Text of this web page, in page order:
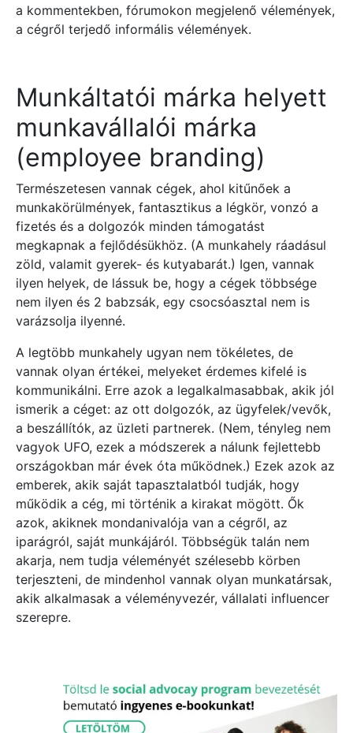
a kommentekben, fórumokon megjelenő vélemények,
a cégről terjedő informális vélemények.
Munkáltatói márka helyett
munkavállalói márka
(employee branding)
Természetesen vannak cégek, ahol kitűnőek a
munkakörülmények, fantasztikus a légkör, vonzó a
fizetés és a dolgozók minden támogatást
megkapnak a fejlődésükhöz. (A munkahely ráadásul
zöld, valamit gyerek- és kutyabarát.) Igen, vannak
ilyen helyek, de lássuk be, hogy a cégek többsége
nem ilyen és 2 babzsák, egy csocsóasztal nem is
varázsolja ilyenné.
A legtöbb munkahely ugyan nem tökéletes, de
vannak olyan értékei, melyeket érdemes kifelé is
kommunikálni. Erre azok a legalkalmasabbak, akik jól
ismerik a céget: az ott dolgozók, az ügyfelek/vevők,
a beszállítók, az üzleti partnerek. (Nem, tényleg nem
vagyok UFO, ezek a módszerek a nálunk fejlettebb
országokban már évek óta működnek.) Ezek azok az
emberek, akik saját tapasztalatból tudják, hogy
működik a cég, mi történik a kirakat mögött. Ők
azok, akiknek mondanivalója van a cégről, az
iparágról, saját munkájáról. Többségük talán nem
akarja, nem tudja véleményét szélesebb körben
terjeszteni, de mindenhol vannak olyan munkatársak,
akik alkalmasak a véleményvezér, vállalati influencer
szerepre.